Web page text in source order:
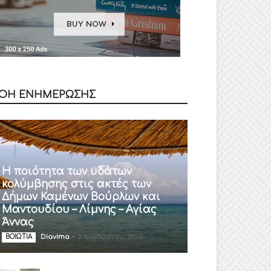
ΕΝΗΜΕΡΩΣΗΣ
Η ποιότητα των υδάτων
κολύμβησης στις ακτές των
Δήμων Καμένων Βούρλων και
Μαντουδίου – Λίμνης – Αγίας
Άννας
ΒΟΙΩΤΙΑ Diavima - 2 Αυγούστου, 2026